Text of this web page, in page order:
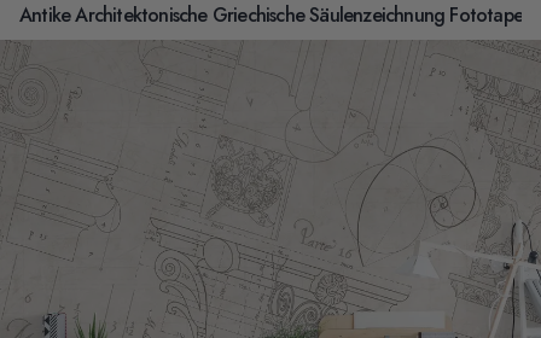
Antike Architektonische Griechische Säulenzeichnung Fototapete